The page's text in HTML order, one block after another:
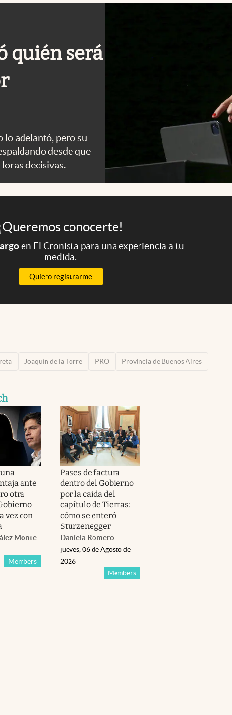
quién será
lo adelantó, pero su
desde que
decisivas.
conocerte!
en El Cronista para una experiencia a tu
medida.
Quiero registrarme
Joaquín de la Torre PRO Provincia de Buenos Aires
ante
otra
vez con
Monte
Members
Pases de factura
dentro del Gobierno
por la caída del
capítulo de Tierras:
cómo se enteró
Sturzenegger
Daniela Romero
Members
jueves, 06 de Agosto de
2026